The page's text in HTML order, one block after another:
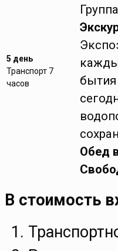
5 день
Транспорт 7
часов
бытия
Обед
В стоимость